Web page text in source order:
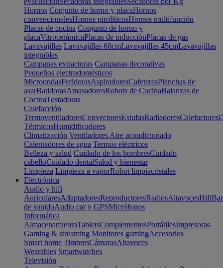
Hornos Conjunto de horno y placaHornos
convencionalesHornos pirolíticosHornos multifunción
Placas de cocina Conjunto de horno y
placaVitrocerámicaPlacas de inducciónPlacas de gas
Lavavajillas Lavavajillas 60cmLavavajillas 45cmLavavajillas
integrables
Campanas extractoras Campanas decorativas
Pequeños electrodomésticos
MicroondasFreidorasAspiradoresCafeterasPlanchas de
asarBatidorasAmasadoresRobots de CocinaBalanzas de
CocinaTostadoras
Calefacción
TermoventiladoresConvectoresEstufasRadiadoresCalefactores
TérmicosHumidificadores
Climatización Ventiladores Aire acondicionado
Calentadores de agua Termos eléctricos
Belleza y salud Cuidado de los hombresCuidado
cabelloCuidado dentalSalud y bienestar
Limpieza Limpieza a vaporRobot limpiacristales
Electrónica
Audio y hifi
AuricularesAdaptadoresReproductoresRadiosAltavocesHifi
de sonidoAudio car y GPSMicrófonos
Informática
AlmacenamientoTabletsComplementosPortátilesImpresoras
Gaming & streaming Monitores gamingAccesorios
Smart home TimbresCámarasAltavoces
Wearables Smartwatches
Televisión